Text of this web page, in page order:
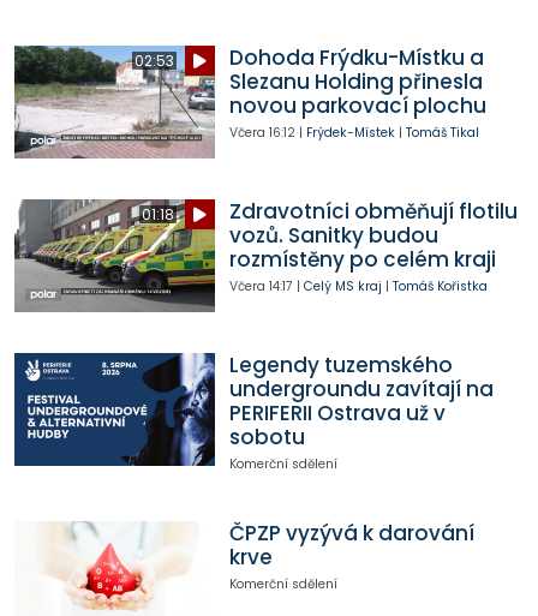
02:53
Dohoda Frýdku-Místku a
Slezanu Holding přinesla
novou parkovací plochu
Včera 16:12| Frýdek-Místek| Tomáš Tikal
01:18
Zdravotníci obměňují flotilu
vozů. Sanitky budou
rozmístěny po celém kraji
Včera 14:17 | Celý MS kraj | Tomáš Kořistka
Legendy tuzemského
undergroundu zavítají na
PERIFERII Ostrava už v
sobotu
Komerční sdělení
ČPZP vyzývá k darování
krve
Komerční sdělení